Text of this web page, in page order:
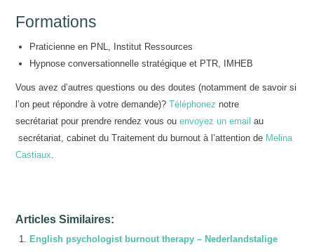
Formations
Praticienne en PNL, Institut Ressources
Hypnose conversationnelle stratégique et PTR, IMHEB
Vous avez d’autres questions ou des doutes (notamment de savoir si
l’on peut répondre à votre demande)? Téléphonez notre
secrétariat pour prendre rendez vous ou envoyez un email au
secrétariat, cabinet du Traitement du burnout à l’attention de Melina
Castiaux
Articles Similaires:
English psychologist burnout therapy – Nederlandstalige